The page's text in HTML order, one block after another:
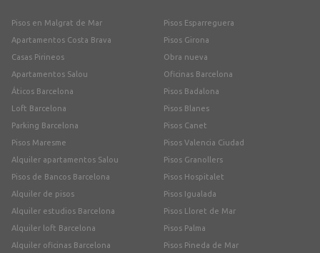
Pisos en Malgrat de Mar
Apartamentos Costa Brava
Casas Pirineos
Apartamentos Salou
Áticos Barcelona
Loft Barcelona
Parking Barcelona
Pisos Maresme
Alquiler apartamentos Salou
Pisos de Bancos Barcelona
Alquiler de pisos
Alquiler estudios Barcelona
Alquiler loft Barcelona
Alquiler oficinas Barcelona
Pisos Esparreguera
Pisos Girona
Obra nueva
Oficinas Barcelona
Pisos Badalona
Pisos Blanes
Pisos Canet
Pisos Valencia Ciudad
Pisos Granollers
Pisos Hospitalet
Pisos Igualada
Pisos Lloret de Mar
Pisos Palma
Pisos Pineda de Mar